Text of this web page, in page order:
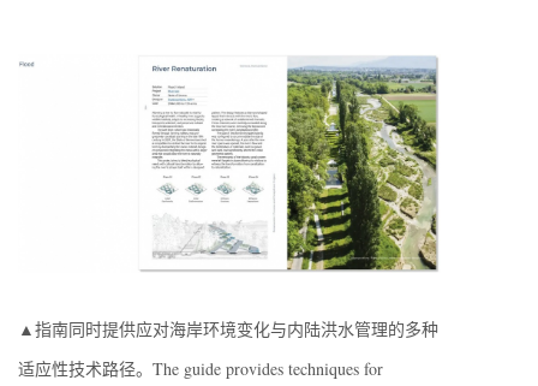
▲指南同时提供应对海岸环境变化与内陆洪水管理的多种
适应性技术路径。The guide provides techniques for